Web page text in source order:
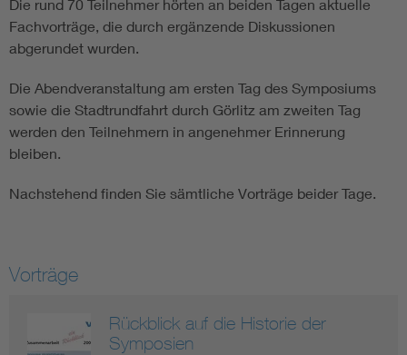
Functional safety
Die rund 70 Teilnehmer hörten an beiden Tagen aktuelle
Fachvorträge, die durch ergänzende Diskussionen
abgerundet wurden.
Die Abendveranstaltung am ersten Tag des Symposiums
sowie die Stadtrundfahrt durch Görlitz am zweiten Tag
werden den Teilnehmern in angenehmer Erinnerung
bleiben.
Nachstehend finden Sie sämtliche Vorträge beider Tage.
Vorträge
Rückblick auf die Historie der
Symposien